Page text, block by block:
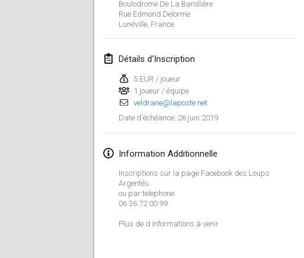
Boulodrome De La Barollière
Rue Edmond Delorme
Lunéville, France
Détails d'Inscription
5 EUR / joueur
1 joueur / équipe
veldrane@laposte.net
Date d'échéance: 26 juin 2019
Information Additionnelle
Inscriptions sur la page Facebook des Loups
Argentés
ou par telephone:
06 36 72 00 99
Plus de d informations à venir
février 2019
2 févr. 2019| Finlande
Lumi Mölkky
9 févr. 2019|Finlande
9 févr. 2019|France
OTH
16 févr. 2019
Indoor des Bouchons